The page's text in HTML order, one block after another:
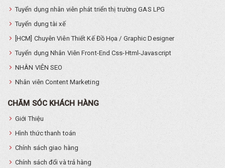
Tuyển dụng nhân viên phát triển thị trường GAS LPG
Tuyển dụng tài xế
[HCM] Chuyên Viên Thiết Kế Đồ Họa / Graphic Designer
Tuyển dụng Nhân Viên Front-End Css-Html-Javascript
NHÂN VIÊN SEO
Nhân viên Content Marketing
CHĂM SÓC KHÁCH HÀNG
Giới Thiệu
Hình thức thanh toán
Chính sách giao hàng
Chính sách đổi và trả hàng